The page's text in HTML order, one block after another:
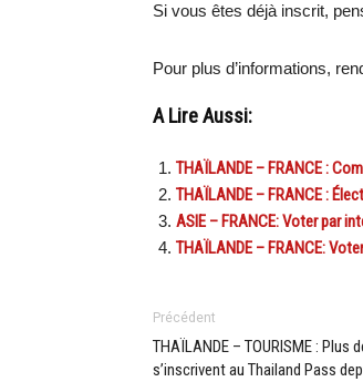
Si vous êtes déjà inscrit,
Pour plus d’informations,
A Lire Aussi:
THAÏLANDE – FRANCE :
THAÏLANDE – FRANCE :
ASIE – FRANCE: Voter par
THAÏLANDE – FRANCE:
Précédent
THAÏLANDE – TOURISME : Plus
s’inscrivent au Thailand Pass